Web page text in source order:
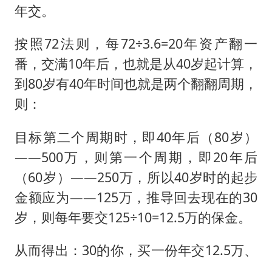
年交。
按照72法则，每72÷3.6=20年资产翻一
番，交满10年后，也就是从40岁起计算，
到80岁有40年时间也就是两个翻翻周期，
则：
目标第二个周期时，即40年后（80岁）
——500万，则第一个周期，即20年后
（60岁）——250万，所以40岁时的起步
金额应为——125万，推导回去现在的30
岁，则每年要交125÷10=12.5万的保金。
从而得出：30的你，买一份年交12.5万、